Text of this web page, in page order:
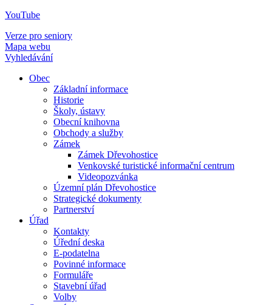
YouTube
Verze pro seniory
Mapa webu
Vyhledávání
Obec
Základní informace
Historie
Školy, ústavy
Obecní knihovna
Obchody a služby
Zámek
Zámek Dřevohostice
Venkovské turistické informační centrum
Videopozvánka
Územní plán Dřevohostice
Strategické dokumenty
Partnerství
Úřad
Kontakty
Úřední deska
E-podatelna
Povinné informace
Formuláře
Stavební úřad
Volby